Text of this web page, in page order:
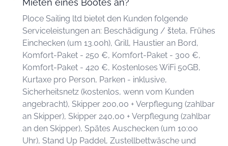
Mieten eines Bootes an?
Ploce Sailing ltd bietet den Kunden folgende
Serviceleistungen an: Beschädigung / šteta, Frühes
Einchecken (um 13.00h), Grill, Haustier an Bord,
Komfort-Paket - 250 €, Komfort-Paket - 300 €,
Komfort-Paket - 420 €, Kostenloses WiFi 50GB,
Kurtaxe pro Person, Parken - inklusive,
Sicherheitsnetz (kostenlos, wenn vom Kunden
angebracht), Skipper 200,00 + Verpflegung (zahlbar
an Skipper), Skipper 240,00 + Verpflegung (zahlbar
an den Skipper), Spätes Auschecken (um 10:00
Uhr), Stand Up Paddel, Zustellbettwäsche und